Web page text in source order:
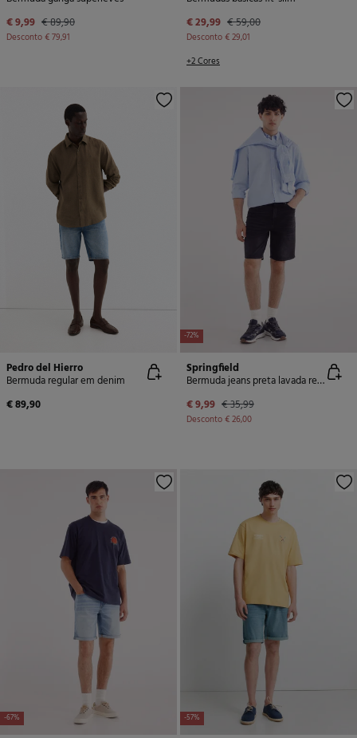
€ 9,99 € 89,90
Desconto€ 79,91
€ 29,99 € 59,00
Desconto€ 29,01
+2 Cores
Pedro del Hierro
Bermuda regular em denim
€ 89,90
-72%
Springfield
Bermuda jeans preta lavada regular fit
€ 9,99 € 35,99
Desconto€ 26,00
-67% -57%